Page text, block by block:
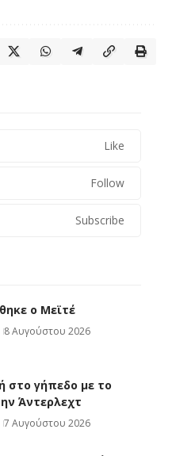
Like
Follow
Subscribe
ο Μεϊτέ
8 Αυγούστου 2026
στο γήπεδο με το
Άντερλεχτ
7 Αυγούστου 2026